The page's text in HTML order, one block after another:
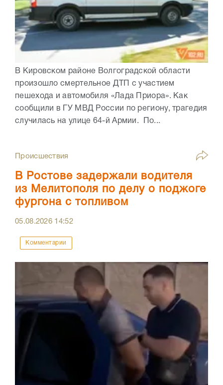
В Кировском районе Волгоградской области
произошло смертельное ДТП с участием
пешехода и автомобиля «Лада Приора». Как
сообщили в ГУ МВД России по региону, трагедия
случилась на улице 64-й Армии. По...
Происшествия
В Ростове задержали водителя
из Мелитополя по делу о поджоге
фургона с топливом
05.08.2026 14:52
Комментарии